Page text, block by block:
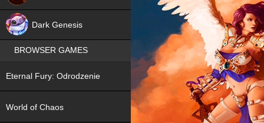
Dark Genesis
BROWSER GAMES
Eternal Fury: Odrodzenie
World of Chaos